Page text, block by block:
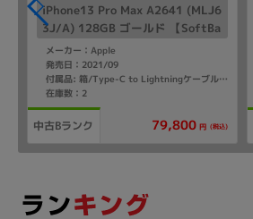
iPhone13 Pro Max A2641 (MLJ6
3J/A) 128GB ゴールド 【SoftBa
nk版SIMフリー】
メーカー：Apple
発売日：2021/09
付属品: 箱/Type-C to Lightningケーブル/SIMカードツール/マニュアル
在庫数：2
中古Bランク 79,800 円 (税込)